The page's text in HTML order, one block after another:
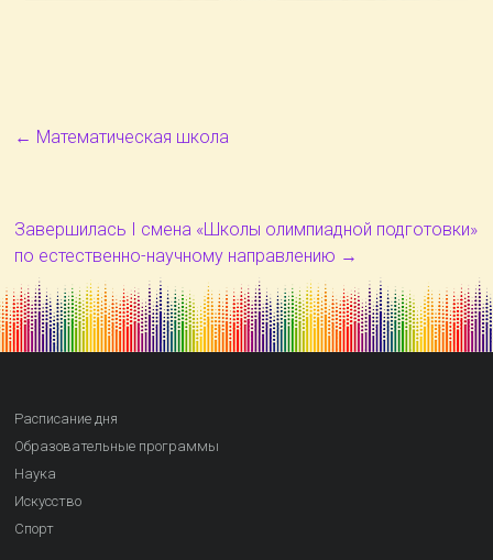
← Математическая школа
Завершилась I смена «Школы олимпиадной подготовки»
по естественно-научному направлению →
Расписание дня
Образовательные программы
Наука
Искусство
Спорт